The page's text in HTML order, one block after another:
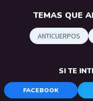
TEMAS QUE
ANTICUERPOS
SI TE
FACEBOOK